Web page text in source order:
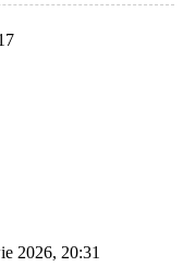
2026, 20:31